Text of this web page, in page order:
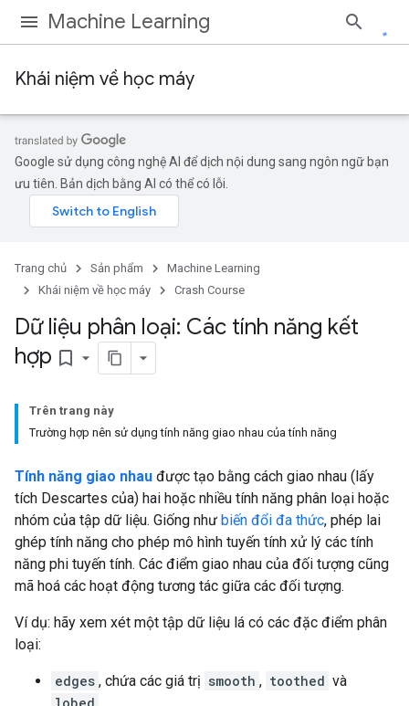
Machine Learning
Khái niệm về học máy
Google sử dụng công nghệ AI để dịch nội dung sang ngôn ngữ bạn
ưu tiên. Bản dịch bằng AI có thể có lỗi.
Trang chủ Sản phẩm
Machine Learning
Khái niệm về học máy
Crash Course
Dữ liệu phân loại: Các tính năng kết
hợp bookmark_border
Trên trang này
Trường hợp nên sử dụng tính năng giao nhau của tính năng
Tính năng giao nhau được tạo bằng cách giao nhau (lấy
tích Descartes của) hai hoặc nhiều tính năng phân loại hoặc
nhóm của tập dữ liệu. Giống như biến đổi đa thức, phép lai
ghép tính năng cho phép mô hình tuyến tính xử lý các tính
năng phi tuyến tính. Các điểm giao nhau của đối tượng cũng
mã hoá các hoạt động tương tác giữa các đối tượng.
Ví dụ: hãy xem xét một tập dữ liệu lá có các đặc điểm phân
loại:
edges , chứa các giá trị smooth , toothed và